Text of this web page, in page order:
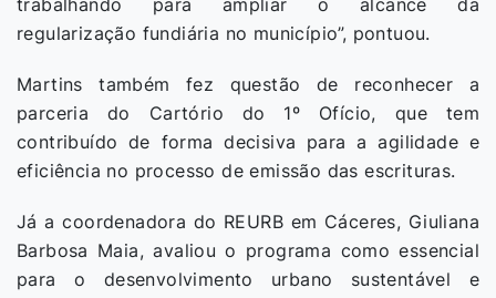
regularização fundiária no município”, pontuou.
Martins também fez questão de reconhecer a
parceria do Cartório do 1º Ofício, que tem
contribuído de forma decisiva para a agilidade e
eficiência no processo de emissão das escrituras.
Já a coordenadora do REURB em Cáceres, Giuliana
Barbosa Maia, avaliou o programa como essencial
para o desenvolvimento urbano sustentável e